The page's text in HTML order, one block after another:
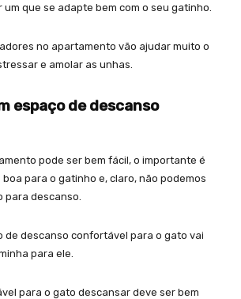
que se adapte bem com o seu gatinho.
no apartamento vão ajudar muito o
e amolar as unhas.
espaço de descanso
pode ser bem fácil, o importante é
para o gatinho e, claro, não podemos
para descanso.
de descanso confortável para o gato vai
para ele.
para o gato descansar deve ser bem